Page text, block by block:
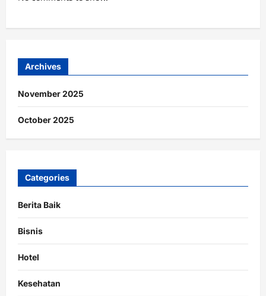
Archives
November 2025
October 2025
Categories
Berita Baik
Bisnis
Hotel
Kesehatan